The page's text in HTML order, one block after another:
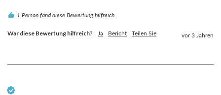
1 Person fand diese Bewertung hilfreich.
War diese Bewertung hilfreich? Ja Bericht Teilen Sie vor 3 Jahren